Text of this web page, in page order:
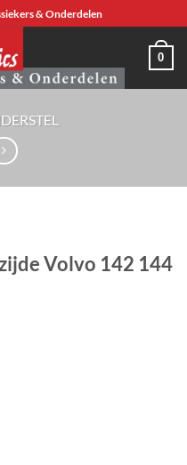
& Onderdelen
0
Volvo 142 144